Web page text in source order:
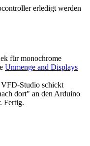
erledigt werden
für monochrome
Unmenge and Displays
Studio schickt
dort" an den Arduino
Fertig.